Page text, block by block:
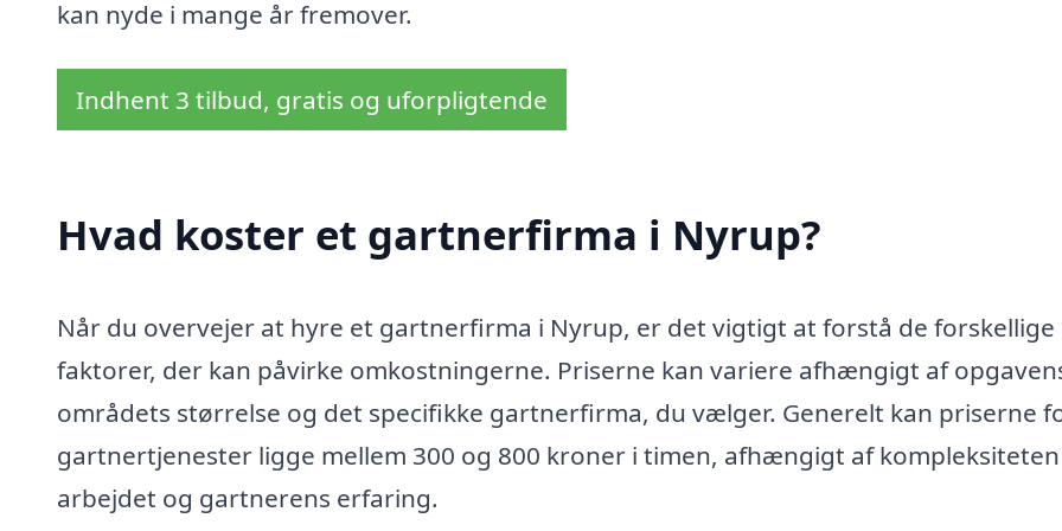
kan nyde i mange år fremover.
Indhent 3 tilbud, gratis og uforpligtende
Hvad koster et gartnerfirma i Nyrup?
Når du overvejer at hyre et gartnerfirma i Nyrup, er det vigtigt at forstå de forskellige
faktorer, der kan påvirke omkostningerne. Priserne kan variere afhængigt af
områdets størrelse og det specifikke gartnerfirma, du vælger. Generelt kan priserne
gartnertjenester ligge mellem 300 og 800 kroner i timen, afhængigt af
arbejdet og gartnerens erfaring.